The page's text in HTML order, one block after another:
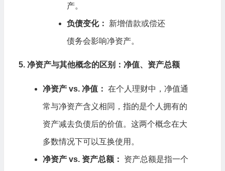
产。
负债变化： 新增借款或偿还
债务会影响净资产。
5. 净资产与其他概念的区别：净值、资产总额
净资产 vs. 净值： 在个人理财中，净值通
常与净资产含义相同，指的是个人拥有的
资产减去负债后的价值。这两个概念在大
多数情况下可以互换使用。
净资产 vs. 资产总额： 资产总额是指一个